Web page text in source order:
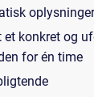
et konkret og
for én time